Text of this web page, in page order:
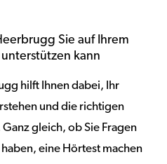
Sie auf Ihrem
kann
hilft Ihnen dabei, Ihr
und die richtigen
gleich, ob Sie Fragen
eine Hörtest machen